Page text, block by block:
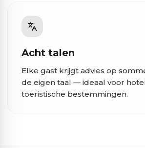
Acht talen
Elke gast krijgt advies op
de eigen taal — ideaal voor
toeristische bestemmingen.